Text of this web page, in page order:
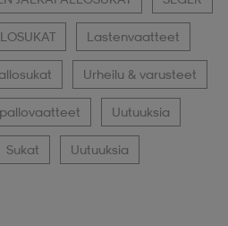
Lastenvaatteet
Urheilu & varusteet
Uutuuksia
Sukat Uutuuksia